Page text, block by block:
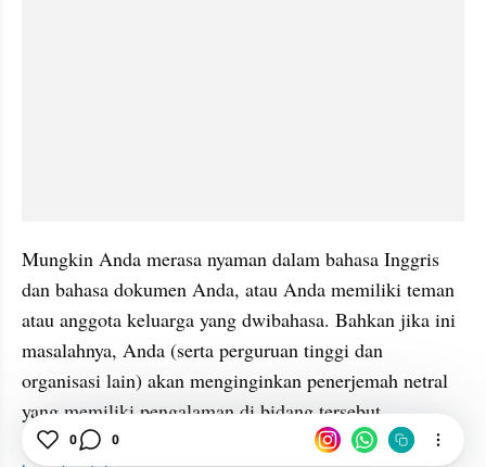
Mungkin Anda merasa nyaman dalam bahasa Inggris
dan bahasa dokumen Anda, atau Anda memiliki teman
atau anggota keluarga yang dwibahasa. Bahkan jika ini
masalahnya, Anda (serta perguruan tinggi dan
organisasi lain) akan menginginkan penerjemah netral
yang memiliki pengalaman di bidang tersebut.
0 0